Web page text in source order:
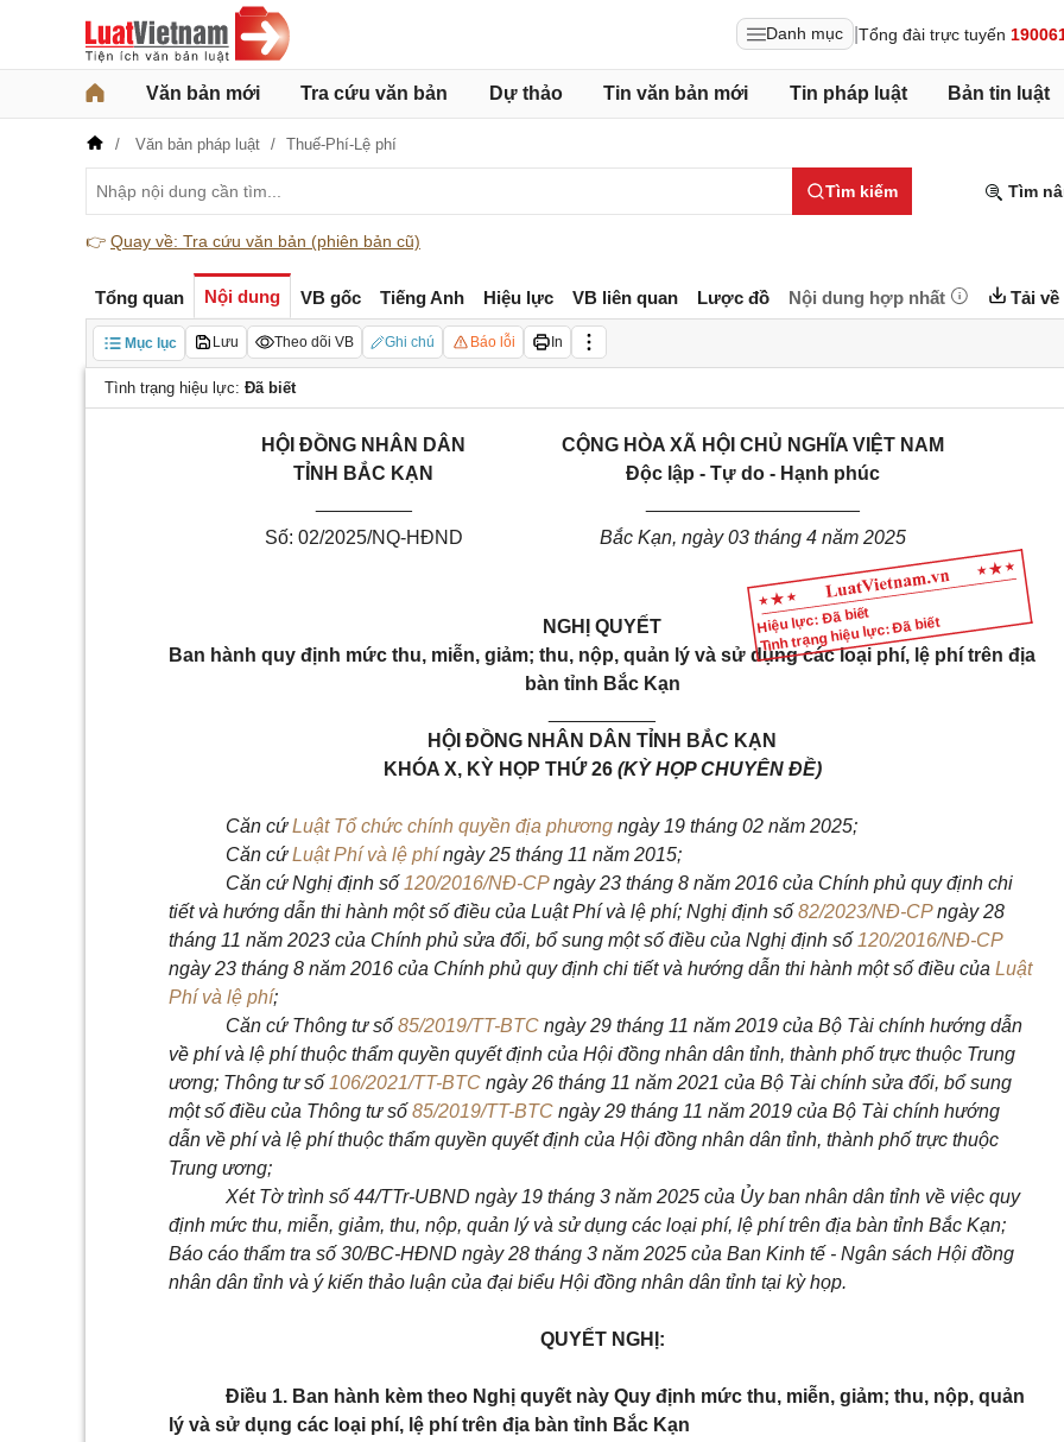
Danh mục Tổng đài trực tuyến
Văn bản mới Tra cứu văn bản Dự thảo Tin văn bản mới Tin pháp luật Bản tin luật
Văn bản pháp luật Thuế-Phí-Lệ phí
Tìm kiếm Tìm
👉 Quay về: Tra cứu văn bản (phiên bản cũ)
Tổng quan Nội dung VB gốc Tiếng Anh Hiệu lực VB liên quan Lược đồ Nội dung hợp nhất Tải về
Mục lục Lưu Theo dõi VB Ghi chú Báo lỗi In
Tình trạng hiệu lực: Đã biết
Hiệu lực: Đã biết
Tình trạng hiệu lực: Đã biết
HỘI ĐỒNG NHÂN DÂN
TỈNH BẮC KẠN
CỘNG HÒA XÃ HỘI CHỦ NGHĨA VIỆT NAM
Độc lập - Tự do - Hạnh phúc
Số: 02/2025/NQ-HĐND
Bắc Kạn, ngày 03 tháng 4 năm 2025
NGHỊ QUYẾT
Ban hành quy định mức thu, miễn, giảm; thu, nộp, quản lý và sử dụng các loại phí, lệ phí trên địa
bàn tỉnh Bắc Kạn
HỘI ĐỒNG NHÂN DÂN TỈNH BẮC KẠN
KHÓA X, KỲ HỌP THỨ 26 (KỲ HỌP CHUYÊN ĐỀ)
Căn cứLuật Tổ chức chính quyền địa phương ngày 19 tháng 02 năm 2025;
Căn cứLuật Phí và lệ phíngày 25 tháng 11 năm 2015;
Căn cứ Nghị định số 120/2016/NĐ-CPngày 23 tháng 8 năm 2016 của Chính phủ quy định chi
tiết và hướng dẫn thi hành một số điều của LuậtPhí và lệ phí; Nghị định số 82/2023/NĐ-CPngày 28
tháng 11 năm 2023 của Chính phủ sửa đổi, bổ sung một số điều của Nghị định số 120/2016/NĐ-CP
ngày 23 tháng 8 năm 2016 của Chính phủ quy định chi tiết và hướng dẫn thi hành một số điều của Luật
Phí và lệ phí;
Căn cứ Thông tư số 85/2019/TT-BTC ngày 29 tháng 11 năm 2019 của Bộ Tài chính hướng dẫn
về phí và lệ phí thuộc thẩm quyền quyết định của Hội đồng nhân dân tỉnh, thành phố trực thuộc Trung
ương; Thông tư số 106/2021/TT-BTC ngày 26 tháng 11 năm 2021 của Bộ Tài chính sửa đổi, bổ sung
một số điều của Thông tư số 85/2019/TT-BTC ngày 29 tháng 11 năm 2019 của Bộ Tài chính hướng
dẫn về phí và lệ phí thuộc thẩm quyền quyết định của Hội đồng nhân dân tỉnh, thành phố trực thuộc
Trung ương;
Xét Tờ trình số 44/TTr-UBND ngày 19 tháng 3 năm 2025 của Ủy ban nhân dân tỉnh về việc quy
định mức thu, miễn, giảm, thu, nộp, quản lý và sử dụng các loại phí, lệ phí trên địa bàn tỉnh Bắc Kạn;
Báo cáo thẩm tra số 30/BC-HĐND ngày 28 tháng 3 năm 2025 của Ban Kinh tế - Ngân sách Hội đồng
nhân dân tỉnh và ý kiến thảo luận của đại biểu Hội đồng nhân dân tỉnh tại kỳ họp.
QUYẾT NGHỊ:
Điều 1. Ban hành kèm theo Nghị quyết này Quy định mức thu, miễn, giảm; thu, nộp, quản
lý và sử dụng các loại phí, lệ phí trên địa bàn tỉnh Bắc Kạn